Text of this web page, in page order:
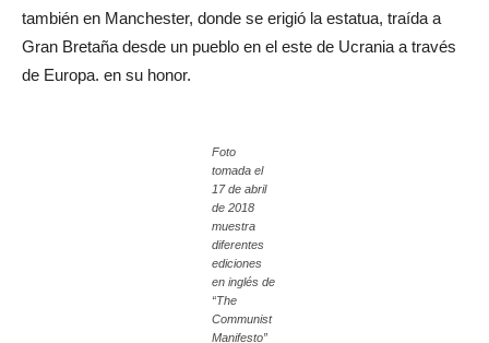
también en Manchester, donde se erigió la estatua, traída a
Gran Bretaña desde un pueblo en el este de Ucrania a través
de Europa. en su honor.
Foto
tomada el
17 de abril
de 2018
muestra
diferentes
ediciones
en inglés de
“The
Communist
Manifesto”